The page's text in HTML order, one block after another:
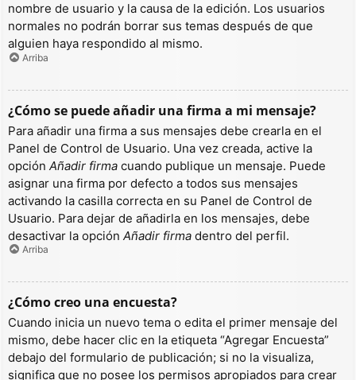
nombre de usuario y la causa de la edición. Los usuarios
normales no podrán borrar sus temas después de que
alguien haya respondido al mismo.
Arriba
¿Cómo se puede añadir una firma a mi mensaje?
Para añadir una firma a sus mensajes debe crearla en el
Panel de Control de Usuario. Una vez creada, active la
opción Añadir firma cuando publique un mensaje. Puede
asignar una firma por defecto a todos sus mensajes
activando la casilla correcta en su Panel de Control de
Usuario. Para dejar de añadirla en los mensajes, debe
desactivar la opción Añadir firma dentro del perfil.
Arriba
¿Cómo creo una encuesta?
Cuando inicia un nuevo tema o edita el primer mensaje del
mismo, debe hacer clic en la etiqueta “Agregar Encuesta”
debajo del formulario de publicación; si no la visualiza,
significa que no posee los permisos apropiados para crear